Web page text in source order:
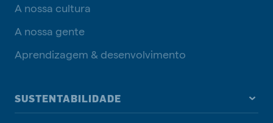
A nossa cultura
A nossa gente
Aprendizagem & desenvolvimento
SUSTENTABILIDADE